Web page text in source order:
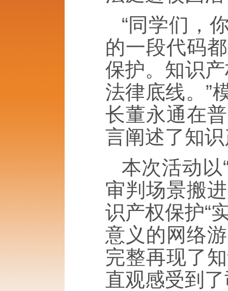
“同学们，
的一段代码
保护。知识
法律底线。”
长董永通在
言阐述了知
本次活动以
审判场景搬
识产权保护“
意义的网络
完整再现了
直观感受到